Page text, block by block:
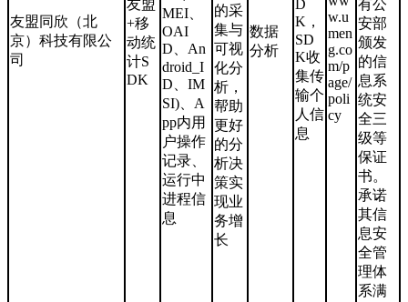
友盟同欣（北
京）科技有限公
司
友盟
+移
动统
计S
DK
MEI、
OAI
D、An
droid_I
D、IM
SI)、A
pp内用
户操作
记录、
运行中
进程信
息
的采
集与
可视
化分
析，
帮助
更好
的分
析决
策实
现业
务增
长
数据
分析
D
K，
SD
K收
集传
输个
人信
息
w.u
men
g.co
m/p
age/
poli
cy
有公
安部
颁发
的信
息系
统安
全三
级等
保证
书。
承诺
其信
息安
全管
理体
系满